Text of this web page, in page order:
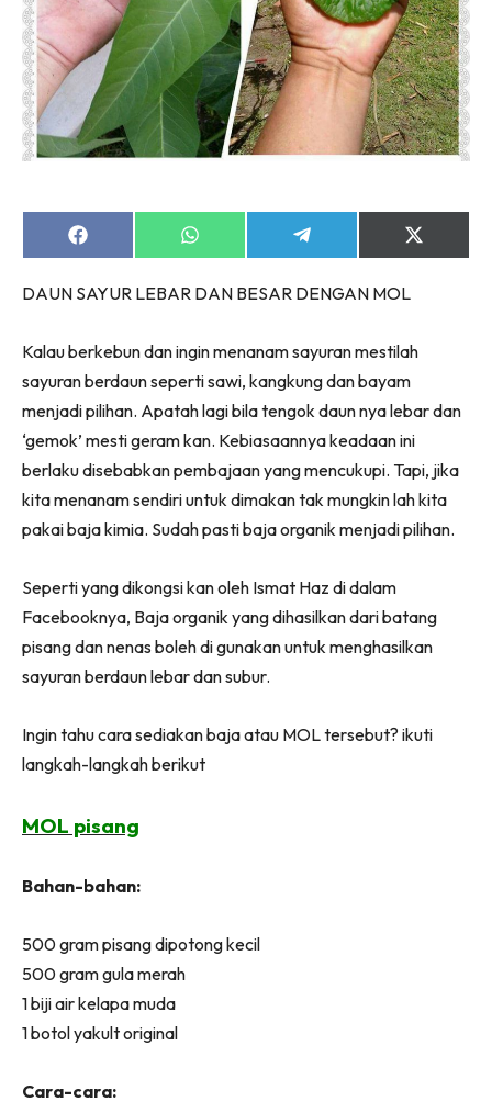
Make Over
Bilik Air
Bilik Tidur
Dapur
Ruang Makan
Casa Impiana
Impiana Makeover
Makeover Ruang Selebriti
Hotel
Kafe
Hartanah
High Rise
Landed
Video
Ilham Impiana Inspirasi Selebriti
Casa Impiana
Impiana MakeOver
Sembang Dekor
Tip Impiana
Share
on
Share
on
Share
on
Share
on
DAUN SAYUR LEBAR DAN BESAR DENGAN MOL
Kalau berkebun dan ingin menanam sayuran mestilah
sayuran berdaun seperti sawi, kangkung dan bayam
menjadi pilihan. Apatah lagi bila tengok daun nya lebar dan
‘gemok’ mesti geram kan. Kebiasaannya keadaan ini
berlaku disebabkan pembajaan yang mencukupi. Tapi, jika
kita menanam sendiri untuk dimakan tak mungkin lah kita
pakai baja kimia. Sudah pasti baja organik menjadi pilihan.
Seperti yang dikongsi kan oleh Ismat Haz di dalam
Facebooknya, Baja organik yang dihasilkan dari batang
pisang dan nenas boleh di gunakan untuk menghasilkan
sayuran berdaun lebar dan subur.
Ingin tahu cara sediakan baja atau MOL tersebut? ikuti
langkah-langkah berikut
MOL pisang
Bahan-bahan:
500 gram pisang dipotong kecil
500 gram gula merah
1 biji air kelapa muda
1 botol yakult original
Cara-cara: